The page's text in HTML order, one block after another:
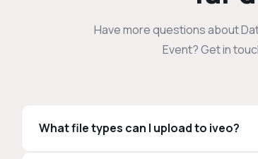
Have more questions about
Event? Get in
What file types can I upload to iveo?